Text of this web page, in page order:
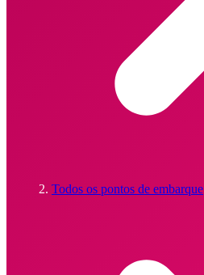
Todos os pontos de embarque